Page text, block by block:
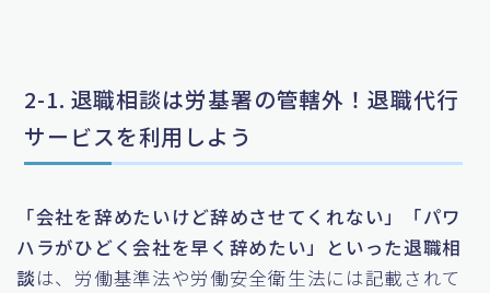
2-1. 退職相談は労基署の管轄外！退職代行
サービスを利用しよう
「会社を辞めたいけど辞めさせてくれない」「パワ
ハラがひどく会社を早く辞めたい」といった退職相
談は、労働基準法や労働安全衛生法には記載されて